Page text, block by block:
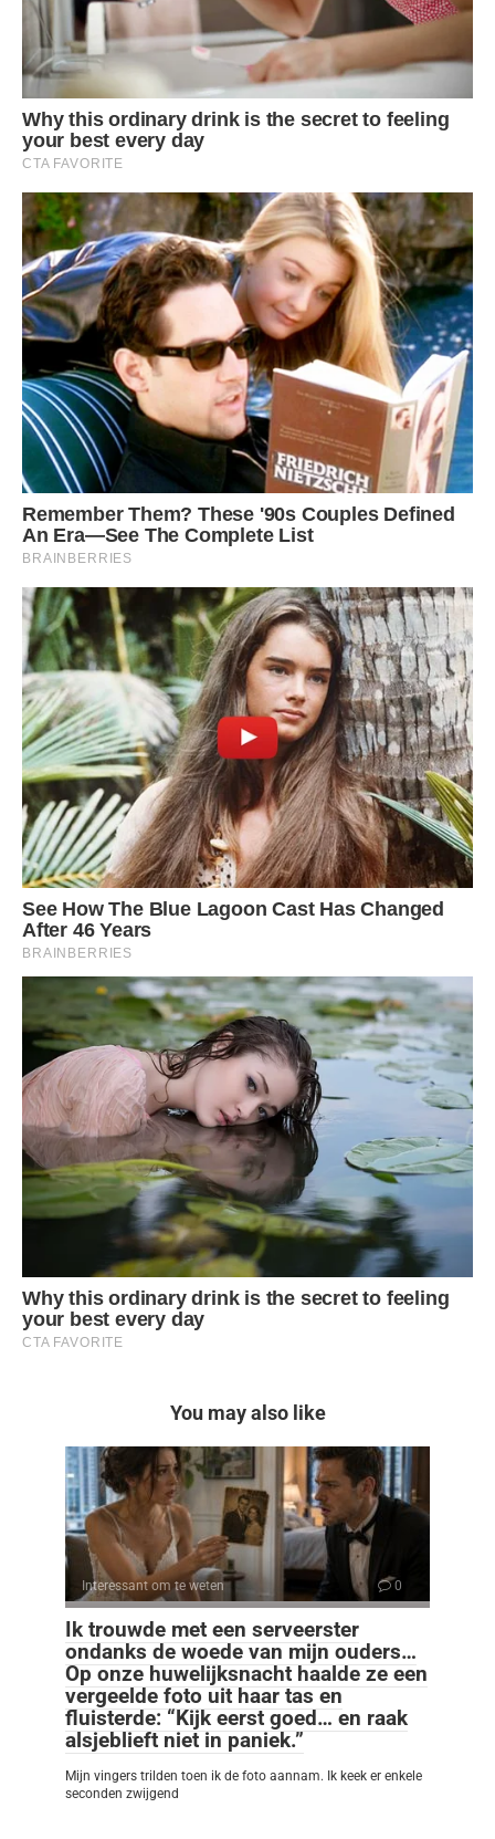
You may also like
Interessant om te weten 0
Ik trouwde met een serveerster
ondanks de woede van mijn ouders…
Op onze huwelijksnacht haalde ze een
vergeelde foto uit haar tas en
fluisterde: “Kijk eerst goed… en raak
alsjeblieft niet in paniek.”
Mijn vingers trilden toen ik de foto aannam. Ik keek er enkele
seconden zwijgend